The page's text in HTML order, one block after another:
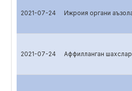
2021-07-24 Ижроия органи
2021-07-24 Аффилланган